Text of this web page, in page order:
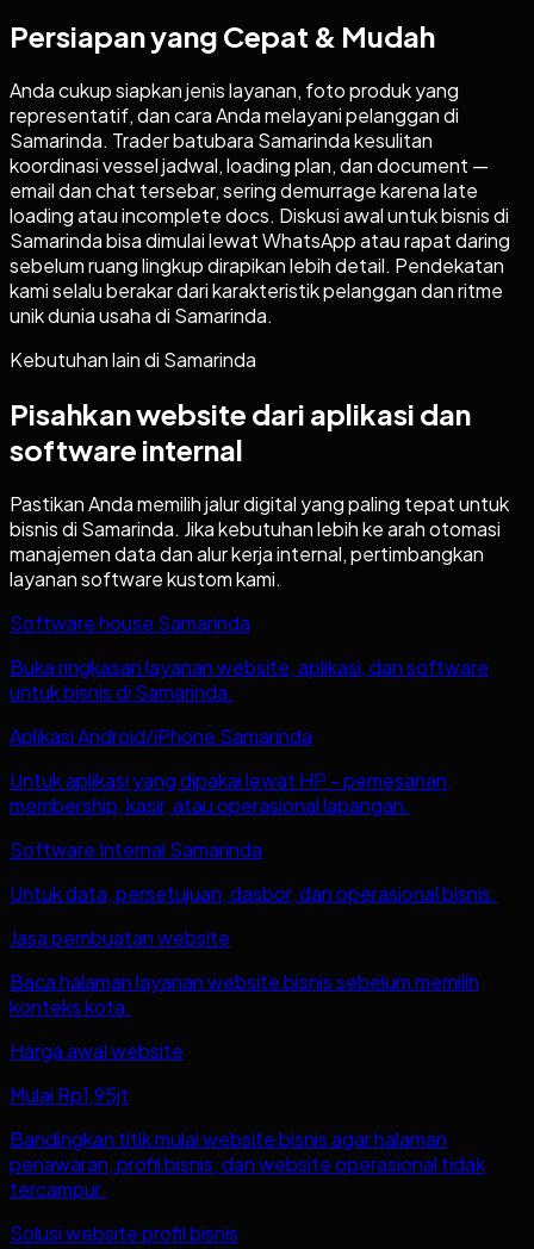
Persiapan yang Cepat & Mudah
Anda cukup siapkan jenis layanan, foto produk yang
representatif, dan cara Anda melayani pelanggan di
Samarinda. Trader batubara Samarinda kesulitan
koordinasi vessel jadwal, loading plan, dan document —
email dan chat tersebar, sering demurrage karena late
loading atau incomplete docs. Diskusi awal untuk bisnis di
Samarinda bisa dimulai lewat WhatsApp atau rapat daring
sebelum ruang lingkup dirapikan lebih detail. Pendekatan
kami selalu berakar dari karakteristik pelanggan dan ritme
unik dunia usaha di Samarinda.
Kebutuhan lain di Samarinda
Pisahkan website dari aplikasi dan
software internal
Pastikan Anda memilih jalur digital yang paling tepat untuk
bisnis di Samarinda. Jika kebutuhan lebih ke arah otomasi
manajemen data dan alur kerja internal, pertimbangkan
layanan software kustom kami.
Software house Samarinda
Buka ringkasan layanan website, aplikasi, dan software
untuk bisnis di Samarinda.
Aplikasi Android/iPhone Samarinda
Untuk aplikasi yang dipakai lewat HP - pemesanan,
membership, kasir, atau operasional lapangan.
Software Internal Samarinda
Untuk data, persetujuan, dasbor, dan operasional bisnis.
Jasa pembuatan website
Baca halaman layanan website bisnis sebelum memilih
konteks kota.
Harga awal website
Mulai Rp1,95jt
Bandingkan titik mulai website bisnis agar halaman
penawaran, profil bisnis, dan website operasional tidak
tercampur.
Solusi website profil bisnis